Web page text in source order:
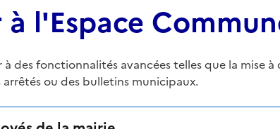
l'Espace
des fonctionnalités avancées telles que la mise
ou des bulletins municipaux.